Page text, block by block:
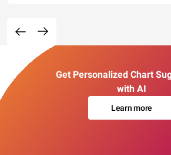
Get Personalized Chart
with AI
Learn more